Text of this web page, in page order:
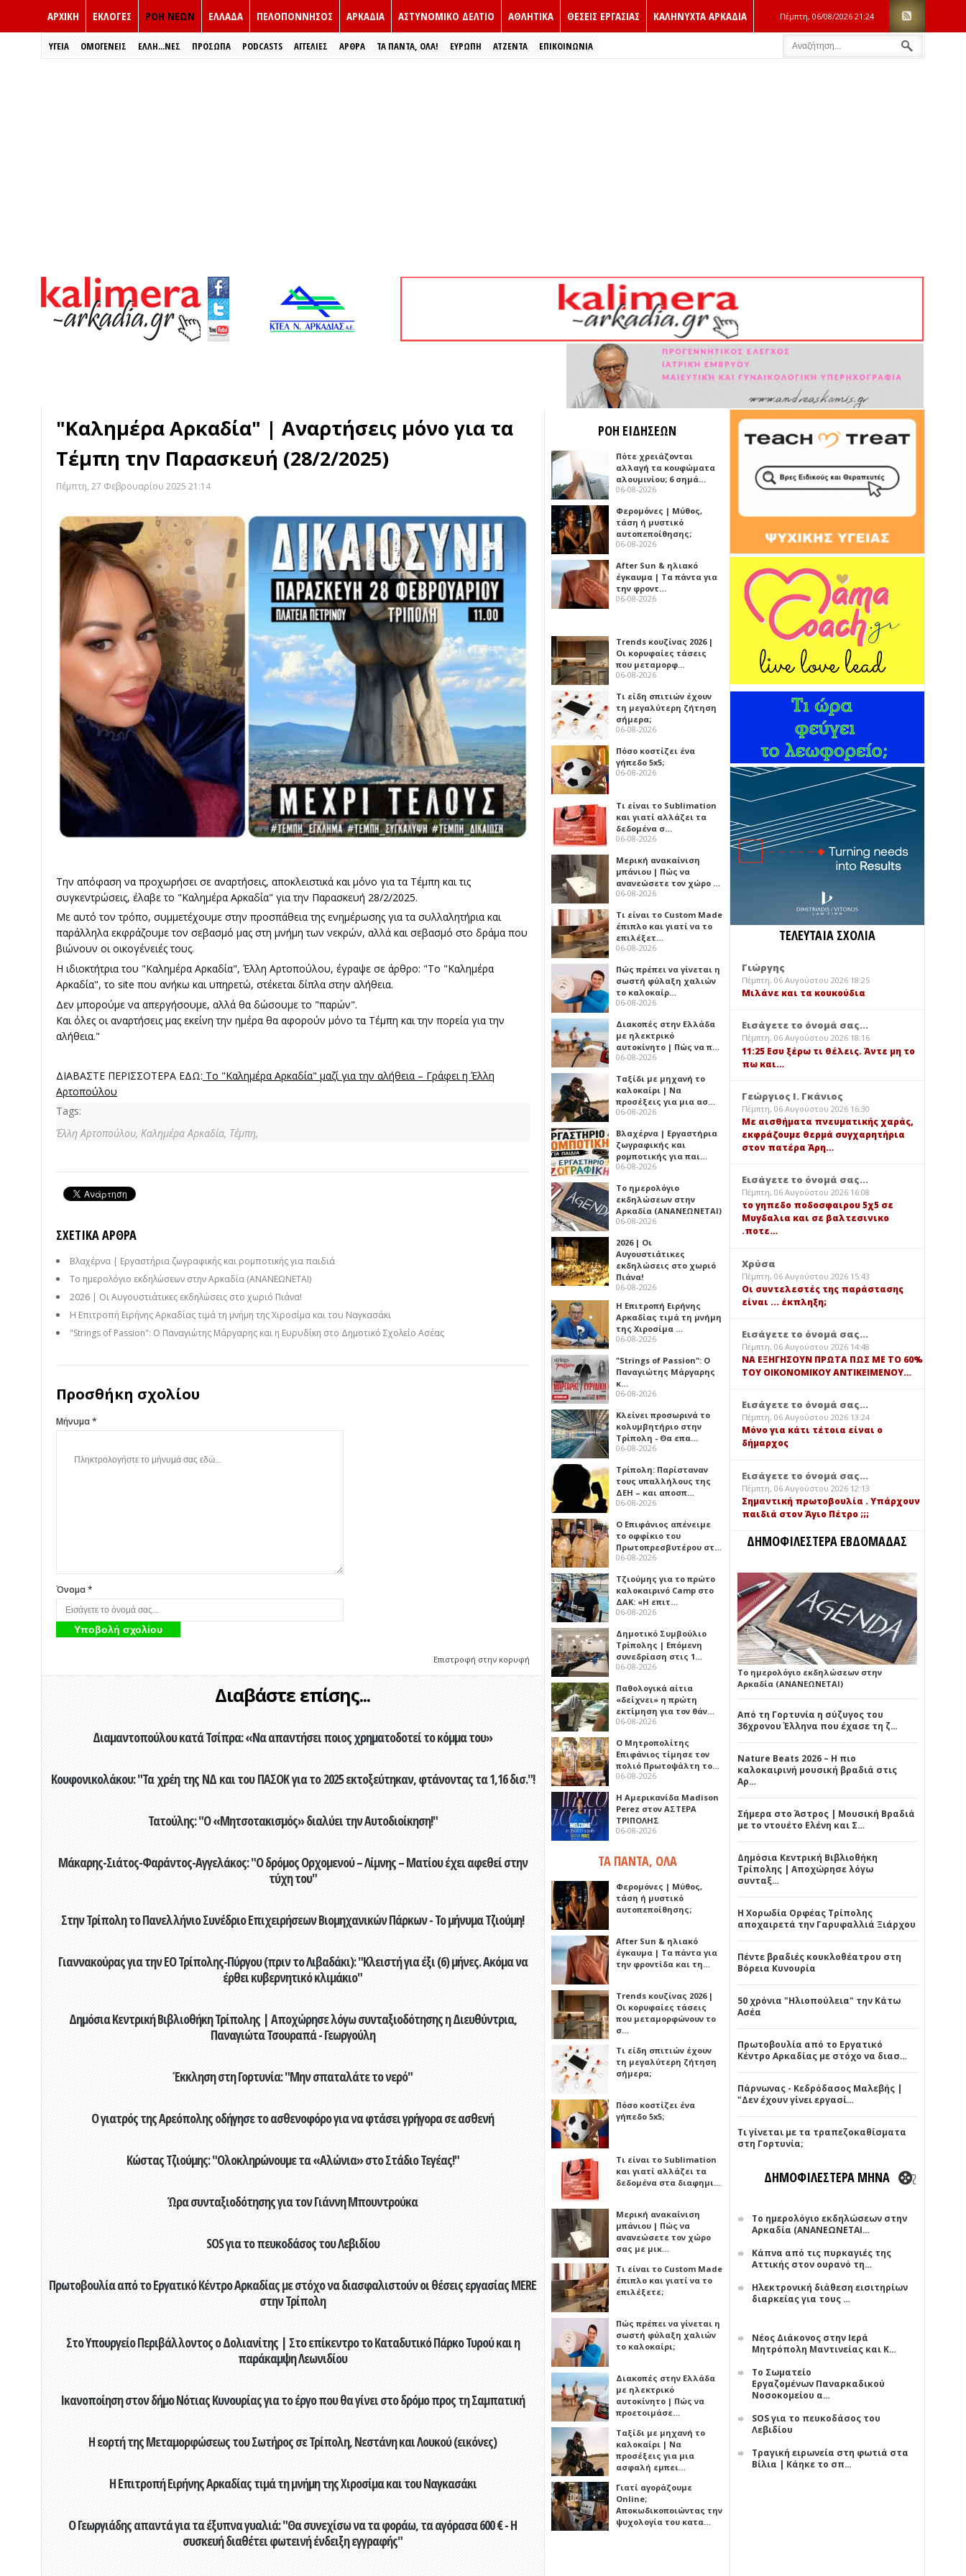
ΑΡΧΙΚΗ ΕΚΛΟΓΈΣ ΡΟΗ ΝΕΩΝ ΕΛΛΑΔΑ ΠΕΛΟΠΟΝΝΗΣΟΣ ΑΡΚΑΔΙΑ ΑΣΤΥΝΟΜΙΚΟ ΔΕΛΤΙΟ ΑΘΛΗΤΙΚΑ ΘΕΣΕΙΣ ΕΡΓΑΣΙΑΣ ΚΑΛΗΝΥΧΤΑ ΑΡΚΑΔΙΑ Πέμπτη, 06/08/2026 21:24
ΥΓΕΙΑ ΟΜΟΓΕΝΕΙΣ ΈΛΛΗ...ΝΕΣ ΠΡΌΣΩΠΑ PODCASTS ΑΓΓΕΛΙΕΣ ΑΡΘΡΑ ΤΑ ΠΑΝΤΑ, ΟΛΑ! ΕΥΡΏΠΗ ΑΤΖΕΝΤΑ ΕΠΙΚΟΙΝΩΝΙΑ
"Καλημέρα Αρκαδία" | Αναρτήσεις μόνο για τα
Τέμπη την Παρασκευή (28/2/2025)
Πέμπτη, 27 Φεβρουαρίου 2025 21:14
Την απόφαση να προχωρήσει σε αναρτήσεις, αποκλειστικά και μόνο για τα Τέμπη και τις
συγκεντρώσεις, έλαβε το "Καλημέρα Αρκαδία" για την Παρασκευή 28/2/2025.
Με αυτό τον τρόπο, συμμετέχουμε στην προσπάθεια της ενημέρωσης για τα συλλαλητήρια και
παράλληλα εκφράζουμε τον σεβασμό μας στη μνήμη των νεκρών, αλλά και σεβασμό στο δράμα που
βιώνουν οι οικογένειές τους.
Η ιδιοκτήτρια του "Καλημέρα Αρκαδία", Έλλη Αρτοπούλου, έγραψε σε άρθρο: "Το "Καλημέρα
Αρκαδία", το site που ανήκω και υπηρετώ, στέκεται δίπλα στην αλήθεια.
Δεν μπορούμε να απεργήσουμε, αλλά θα δώσουμε το "παρών".
Και όλες οι αναρτήσεις μας εκείνη την ημέρα θα αφορούν μόνο τα Τέμπη και την πορεία για την
αλήθεια."
ΔΙΑΒΑΣΤΕ ΠΕΡΙΣΣΟΤΕΡΑ ΕΔΩ: Το "Καλημέρα Αρκαδία" μαζί για την αλήθεια – Γράφει η Έλλη
Αρτοπούλου
Tags:
Έλλη Αρτοπούλου, Καλημέρα Αρκαδία, Τέμπη,
ΣΧΕΤΙΚΆ ΆΡΘΡΑ
Βλαχέρνα | Εργαστήρια ζωγραφικής και ρομποτικής για παιδιά
Το ημερολόγιο εκδηλώσεων στην Αρκαδία (ΑΝΑΝΕΩΝΕΤΑΙ)
2026 | Οι Αυγουστιάτικες εκδηλώσεις στο χωριό Πιάνα!
Η Επιτροπή Ειρήνης Αρκαδίας τιμά τη μνήμη της Χιροσίμα και του Ναγκασάκι
"Strings of Passion": Ο Παναγιώτης Μάργαρης και η Ευρυδίκη στο Δημοτικό Σχολείο Ασέας
Προσθήκη σχολίου
Μήνυμα *
Όνομα *
Επιστροφή στην κορυφή
Διαβάστε επίσης...
Διαμαντοπούλου κατά Τσίπρα: «Να απαντήσει ποιος χρηματοδοτεί το κόμμα του»
Κουφονικολάκου: "Τα χρέη της ΝΔ και του ΠΑΣΟΚ για το 2025 εκτοξεύτηκαν, φτάνοντας τα 1,16 δισ."!
Τατούλης: "Ο «Μητσοτακισμός» διαλύει την Αυτοδιοίκηση!"
Μάκαρης-Σιάτος-Φαράντος-Αγγελάκος: "Ο δρόμος Ορχομενού – Λίμνης – Ματίου έχει αφεθεί στην
τύχη του"
Στην Τρίπολη το Πανελλήνιο Συνέδριο Επιχειρήσεων Βιομηχανικών Πάρκων - Το μήνυμα Τζιούμη!
Γιαννακούρας για την EO Τρίπολης-Πύργου (πριν το Λιβαδάκι): "Κλειστή για έξι (6) μήνες. Ακόμα να
έρθει κυβερνητικό κλιμάκιο"
Δημόσια Κεντρική Βιβλιοθήκη Τρίπολης | Αποχώρησε λόγω συνταξιοδότησης η Διευθύντρια,
Παναγιώτα Τσουραπά - Γεωργούλη
Έκκληση στη Γορτυνία: "Μην σπαταλάτε το νερό"
Ο γιατρός της Αρεόπολης οδήγησε το ασθενοφόρο για να φτάσει γρήγορα σε ασθενή
Κώστας Τζιούμης: "Ολοκληρώνουμε τα «Αλώνια» στο Στάδιο Τεγέας!"
Ώρα συνταξιοδότησης για τον Γιάννη Μπουντρούκα
SOS για το πευκοδάσος του Λεβιδίου
Πρωτοβουλία από το Εργατικό Κέντρο Αρκαδίας με στόχο να διασφαλιστούν οι θέσεις εργασίας MERE
στην Τρίπολη
Στο Υπουργείο Περιβάλλοντος ο Δολιανίτης | Στο επίκεντρο το Καταδυτικό Πάρκο Τυρού και η
παράκαμψη Λεωνιδίου
Ικανοποίηση στον δήμο Νότιας Κυνουρίας για το έργο που θα γίνει στο δρόμο προς τη Σαμπατική
Η εορτή της Μεταμορφώσεως του Σωτήρος σε Τρίπολη, Νεστάνη και Λουκού (εικόνες)
Η Επιτροπή Ειρήνης Αρκαδίας τιμά τη μνήμη της Χιροσίμα και του Ναγκασάκι
Ο Γεωργιάδης απαντά για τα έξυπνα γυαλιά: "Θα συνεχίσω να τα φοράω, τα αγόρασα 600 € - Η
συσκευή διαθέτει φωτεινή ένδειξη εγγραφής"
ΡΟΗ ΕΙΔΗΣΕΩΝ
Πότε χρειάζονται
αλλαγή τα κουφώματα
αλουμινίου; 6 σημά…
06-08-2026
Φερομόνες | Μύθος,
τάση ή μυστικό
αυτοπεποίθησης;
06-08-2026
After Sun & ηλιακό
έγκαυμα | Τα πάντα για
την φροντ…
06-08-2026
Trends κουζίνας 2026 |
Οι κορυφαίες τάσεις
που μεταμορφ…
06-08-2026
Τι είδη σπιτιών έχουν
τη μεγαλύτερη ζήτηση
σήμερα;
06-08-2026
Πόσο κοστίζει ένα
γήπεδο 5x5;
06-08-2026
Τι είναι το Sublimation
και γιατί αλλάζει τα
δεδομένα σ…
06-08-2026
Μερική ανακαίνιση
μπάνιου | Πώς να
ανανεώσετε τον χώρο …
06-08-2026
Τι είναι το Custom Made
έπιπλο και γιατί να το
επιλέξετ…
06-08-2026
Πώς πρέπει να γίνεται η
σωστή φύλαξη χαλιών
το καλοκαίρ…
06-08-2026
Διακοπές στην Ελλάδα
με ηλεκτρικό
αυτοκίνητο | Πώς να π…
06-08-2026
Ταξίδι με μηχανή το
καλοκαίρι | Να
προσέξεις για μια ασ…
06-08-2026
Βλαχέρνα | Εργαστήρια
ζωγραφικής και
ρομποτικής για παι…
06-08-2026
Το ημερολόγιο
εκδηλώσεων στην
Αρκαδία (ΑΝΑΝΕΩΝΕΤΑΙ)
06-08-2026
2026 | Οι
Αυγουστιάτικες
εκδηλώσεις στο χωριό
Πιάνα!
06-08-2026
Η Επιτροπή Ειρήνης
Αρκαδίας τιμά τη μνήμη
της Χιροσίμα …
06-08-2026
"Strings of Passion": Ο
Παναγιώτης Μάργαρης
κ…
06-08-2026
Κλείνει προσωρινά το
κολυμβητήριο στην
Τρίπολη - Θα επα…
06-08-2026
Τρίπολη: Παρίσταναν
τους υπαλλήλους της
ΔΕΗ – και αποσπ…
06-08-2026
Ο Επιφάνιος απένειμε
το οφφίκιο του
Πρωτοπρεσβυτέρου στ…
06-08-2026
Τζιούμης για το πρώτο
καλοκαιρινό Camp στο
ΔΑΚ: «Η επιτ…
06-08-2026
Δημοτικό Συμβούλιο
Τρίπολης | Επόμενη
συνεδρίαση στις 1…
06-08-2026
Παθολογικά αίτια
«δείχνει» η πρώτη
εκτίμηση για τον θάν…
06-08-2026
Ο Μητροπολίτης
Επιφάνιος τίμησε τον
πολιό Πρωτοψάλτη το…
06-08-2026
Η Αμερικανίδα Madison
Perez στον ΑΣΤΕΡΑ
ΤΡΙΠΟΛΗΣ
06-08-2026
ΤΑ ΠΑΝΤΑ, ΟΛΑ
Φερομόνες | Μύθος,
τάση ή μυστικό
αυτοπεποίθησης;
After Sun & ηλιακό
έγκαυμα | Τα πάντα για
την φροντίδα και τη…
Trends κουζίνας 2026 |
Οι κορυφαίες τάσεις
που μεταμορφώνουν το
σ…
Τι είδη σπιτιών έχουν
τη μεγαλύτερη ζήτηση
σήμερα;
Πόσο κοστίζει ένα
γήπεδο 5x5;
Τι είναι το Sublimation
και γιατί αλλάζει τα
δεδομένα στα διαφημι…
Μερική ανακαίνιση
μπάνιου | Πώς να
ανανεώσετε τον χώρο
σας με μικ…
Τι είναι το Custom Made
έπιπλο και γιατί να το
επιλέξετε;
Πώς πρέπει να γίνεται η
σωστή φύλαξη χαλιών
το καλοκαίρι;
Διακοπές στην Ελλάδα
με ηλεκτρικό
αυτοκίνητο | Πώς να
προετοιμάσε…
Ταξίδι με μηχανή το
καλοκαίρι | Να
προσέξεις για μια
ασφαλή εμπει…
Γιατί αγοράζουμε
Online;
Αποκωδικοποιώντας την
ψυχολογία του κατα…
ΤΕΛΕΥΤΑΙΑ ΣΧΟΛΙΑ
Γιώργης
Πέμπτη, 06 Αυγούστου 2026 18:25
Μιλάνε και τα κουκούδια
Εισάγετε το όνομά σας...
Πέμπτη, 06 Αυγούστου 2026 18:16
11:25 Εσυ ξέρω τι θέλεις. Άντε μη το
πω και…
Γεώργιος Ι. Γκάνιος
Πέμπτη, 06 Αυγούστου 2026 16:30
Με αισθήματα πνευματικής χαράς,
εκφράζουμε θερμά συγχαρητήρια
στον πατέρα Άρη…
Εισάγετε το όνομά σας...
Πέμπτη, 06 Αυγούστου 2026 16:08
το γηπεδο ποδοσφαιρου 5χ5 σε
Μυγδαλια και σε βαλτεσινικο
.ποτε…
Χρύσα
Πέμπτη, 06 Αυγούστου 2026 15:43
Οι συντελεστές της παράστασης
είναι ... έκπληξη;
Εισάγετε το όνομά σας...
Πέμπτη, 06 Αυγούστου 2026 14:48
ΝΑ ΕΞΗΓΗΣΟΥΝ ΠΡΩΤΑ ΠΩΣ ΜΕ ΤΟ 60%
ΤΟΥ ΟΙΚΟΝΟΜΙΚΟΥ ΑΝΤΙΚΕΙΜΕΝΟΥ…
Εισάγετε το όνομά σας...
Πέμπτη, 06 Αυγούστου 2026 13:24
Μόνο για κάτι τέτοια είναι ο
δήμαρχος
Εισάγετε το όνομά σας...
Πέμπτη, 06 Αυγούστου 2026 12:13
Σημαντική πρωτοβουλία . Υπάρχουν
παιδιά στον Άγιο Πέτρο ;;;
ΔΗΜΟΦΙΛΕΣΤΕΡΑ ΕΒΔΟΜΑΔΑΣ
Το ημερολόγιο εκδηλώσεων στην
Αρκαδία (ΑΝΑΝΕΩΝΕΤΑΙ)
Από τη Γορτυνία η σύζυγος του
36χρονου Έλληνα που έχασε τη ζ…
Nature Beats 2026 – Η πιο
καλοκαιρινή μουσική βραδιά στις
Αρ…
Σήμερα στο Άστρος | Μουσική Βραδιά
με το ντουέτο Ελένη και Σ…
Δημόσια Κεντρική Βιβλιοθήκη
Τρίπολης | Αποχώρησε λόγω
συνταξ…
Η Χορωδία Ορφέας Τρίπολης
αποχαιρετά την Γαρυφαλλιά Ξιάρχου
Πέντε βραδιές κουκλοθέατρου στη
Βόρεια Κυνουρία
50 χρόνια "Ηλιοπούλεια" την Κάτω
Ασέα
Πρωτοβουλία από το Εργατικό
Κέντρο Αρκαδίας με στόχο να διασ…
Πάρνωνας - Κεδρόδασος Μαλεβής |
"Δεν έχουν γίνει εργασί…
Τι γίνεται με τα τραπεζοκαθίσματα
στη Γορτυνία;
ΔΗΜΟΦΙΛΕΣΤΕΡΑ ΜΗΝΑ
Το ημερολόγιο εκδηλώσεων στην
Αρκαδία (ΑΝΑΝΕΩΝΕΤΑΙ…
Κάπνα από τις πυρκαγιές της
Αττικής στον ουρανό τη…
Ηλεκτρονική διάθεση εισιτηρίων
διαρκείας για τους …
Νέος Διάκονος στην Ιερά
Μητρόπολη Μαντινείας και Κ…
Το Σωματείο
Εργαζομένων Παναρκαδικού
Νοσοκομείου α…
SOS για το πευκοδάσος του
Λεβιδίου
Τραγική ειρωνεία στη φωτιά στα
Βίλια | Κάηκε το σπ…